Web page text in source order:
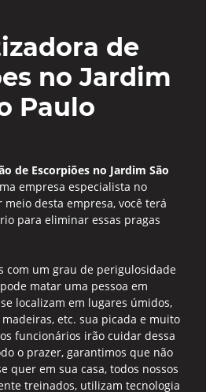
de
no Jardim
Paulo
de Escorpiões no Jardim São
empresa especialista no
desta empresa, você terá
para eliminar essas pragas
com um grau de perigulosidade
matar uma pessoa em
localizam em lugares úmidos,
etc. sua picada e muito
funcionários irão cuidar dessa
o prazer, garantimos que não
quer em sua casa, todos nossos
treinados, utilizam tecnologia